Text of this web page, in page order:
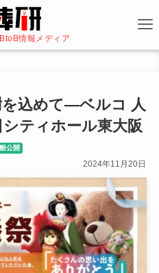
情報メディア
を込めて—ベルコ 人
ティホール東大阪
公開
2024年11月20日